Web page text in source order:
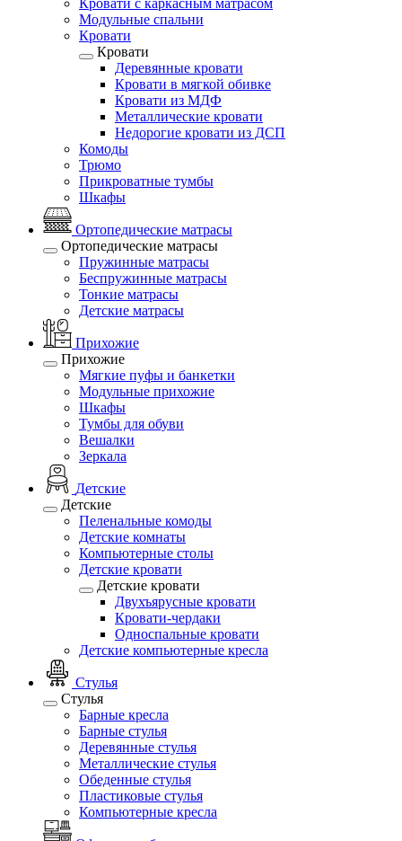
Кровати с каркасным матрасом
Модульные спальни
Кровати
Кровати
Деревянные кровати
Кровати в мягкой обивке
Кровати из МДФ
Металлические кровати
Недорогие кровати из ДСП
Комоды
Трюмо
Прикроватные тумбы
Шкафы
Ортопедические матрасы
Ортопедические матрасы
Пружинные матрасы
Беспружинные матрасы
Тонкие матрасы
Детские матрасы
Прихожие
Прихожие
Мягкие пуфы и банкетки
Модульные прихожие
Шкафы
Тумбы для обуви
Вешалки
Зеркала
Детские
Детские
Пеленальные комоды
Детские комнаты
Компьютерные столы
Детские кровати
Детские кровати
Двухъярусные кровати
Кровати-чердаки
Односпальные кровати
Детские компьютерные кресла
Стулья
Стулья
Барные кресла
Барные стулья
Деревянные стулья
Металлические стулья
Обеденные стулья
Пластиковые стулья
Компьютерные кресла